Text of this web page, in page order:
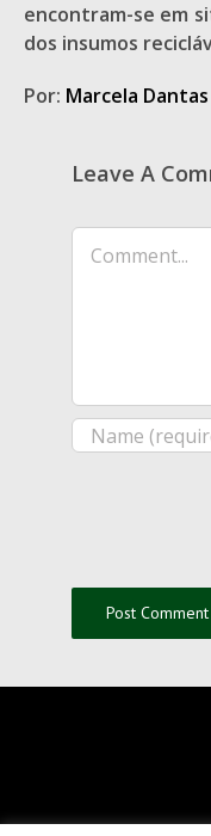
encontram-se em
dos insumos
Por: Marcela
Leave A
Comment